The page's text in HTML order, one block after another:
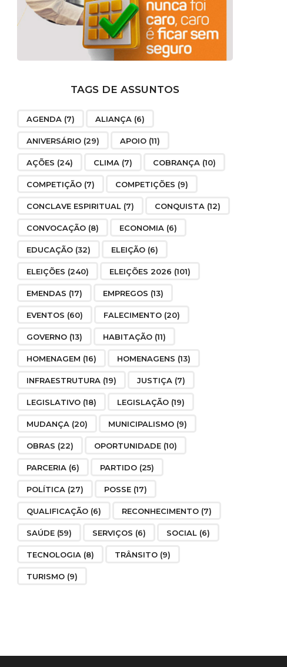
TAGS DE ASSUNTOS
AGENDA (7) ALIANÇA (6)
ANIVERSÁRIO (29) APOIO (11)
AÇÕES (24) CLIMA (7) COBRANÇA (10)
COMPETIÇÃO (7) COMPETIÇÕES (9)
CONCLAVE ESPIRITUAL (7) CONQUISTA (12)
CONVOCAÇÃO (8) ECONOMIA (6)
EDUCAÇÃO (32) ELEIÇÃO (6)
ELEIÇÕES (240) ELEIÇÕES 2026 (101)
EMENDAS (17) EMPREGOS (13)
EVENTOS (60) FALECIMENTO (20)
GOVERNO (13) HABITAÇÃO (11)
HOMENAGEM (16) HOMENAGENS (13)
INFRAESTRUTURA (19) JUSTIÇA (7)
LEGISLATIVO (18) LEGISLAÇÃO (19)
MUDANÇA (20) MUNICIPALISMO (9)
OBRAS (22) OPORTUNIDADE (10)
PARCERIA (6) PARTIDO (25)
POLÍTICA (27) POSSE (17)
QUALIFICAÇÃO (6) RECONHECIMENTO (7)
SAÚDE (59) SERVIÇOS (6) SOCIAL (6)
TECNOLOGIA (8) TRÂNSITO (9)
TURISMO (9)